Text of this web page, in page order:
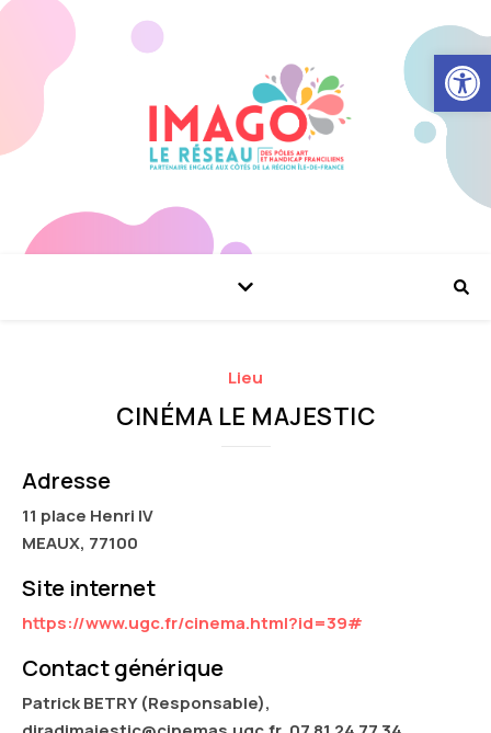
Ouvrir
Lieu
CINÉMA LE MAJESTIC
Adresse
11 place Henri IV
MEAUX, 77100
Site internet
https://www.ugc.fr/cinema.html?id=39#
Contact générique
Patrick BETRY (Responsable),